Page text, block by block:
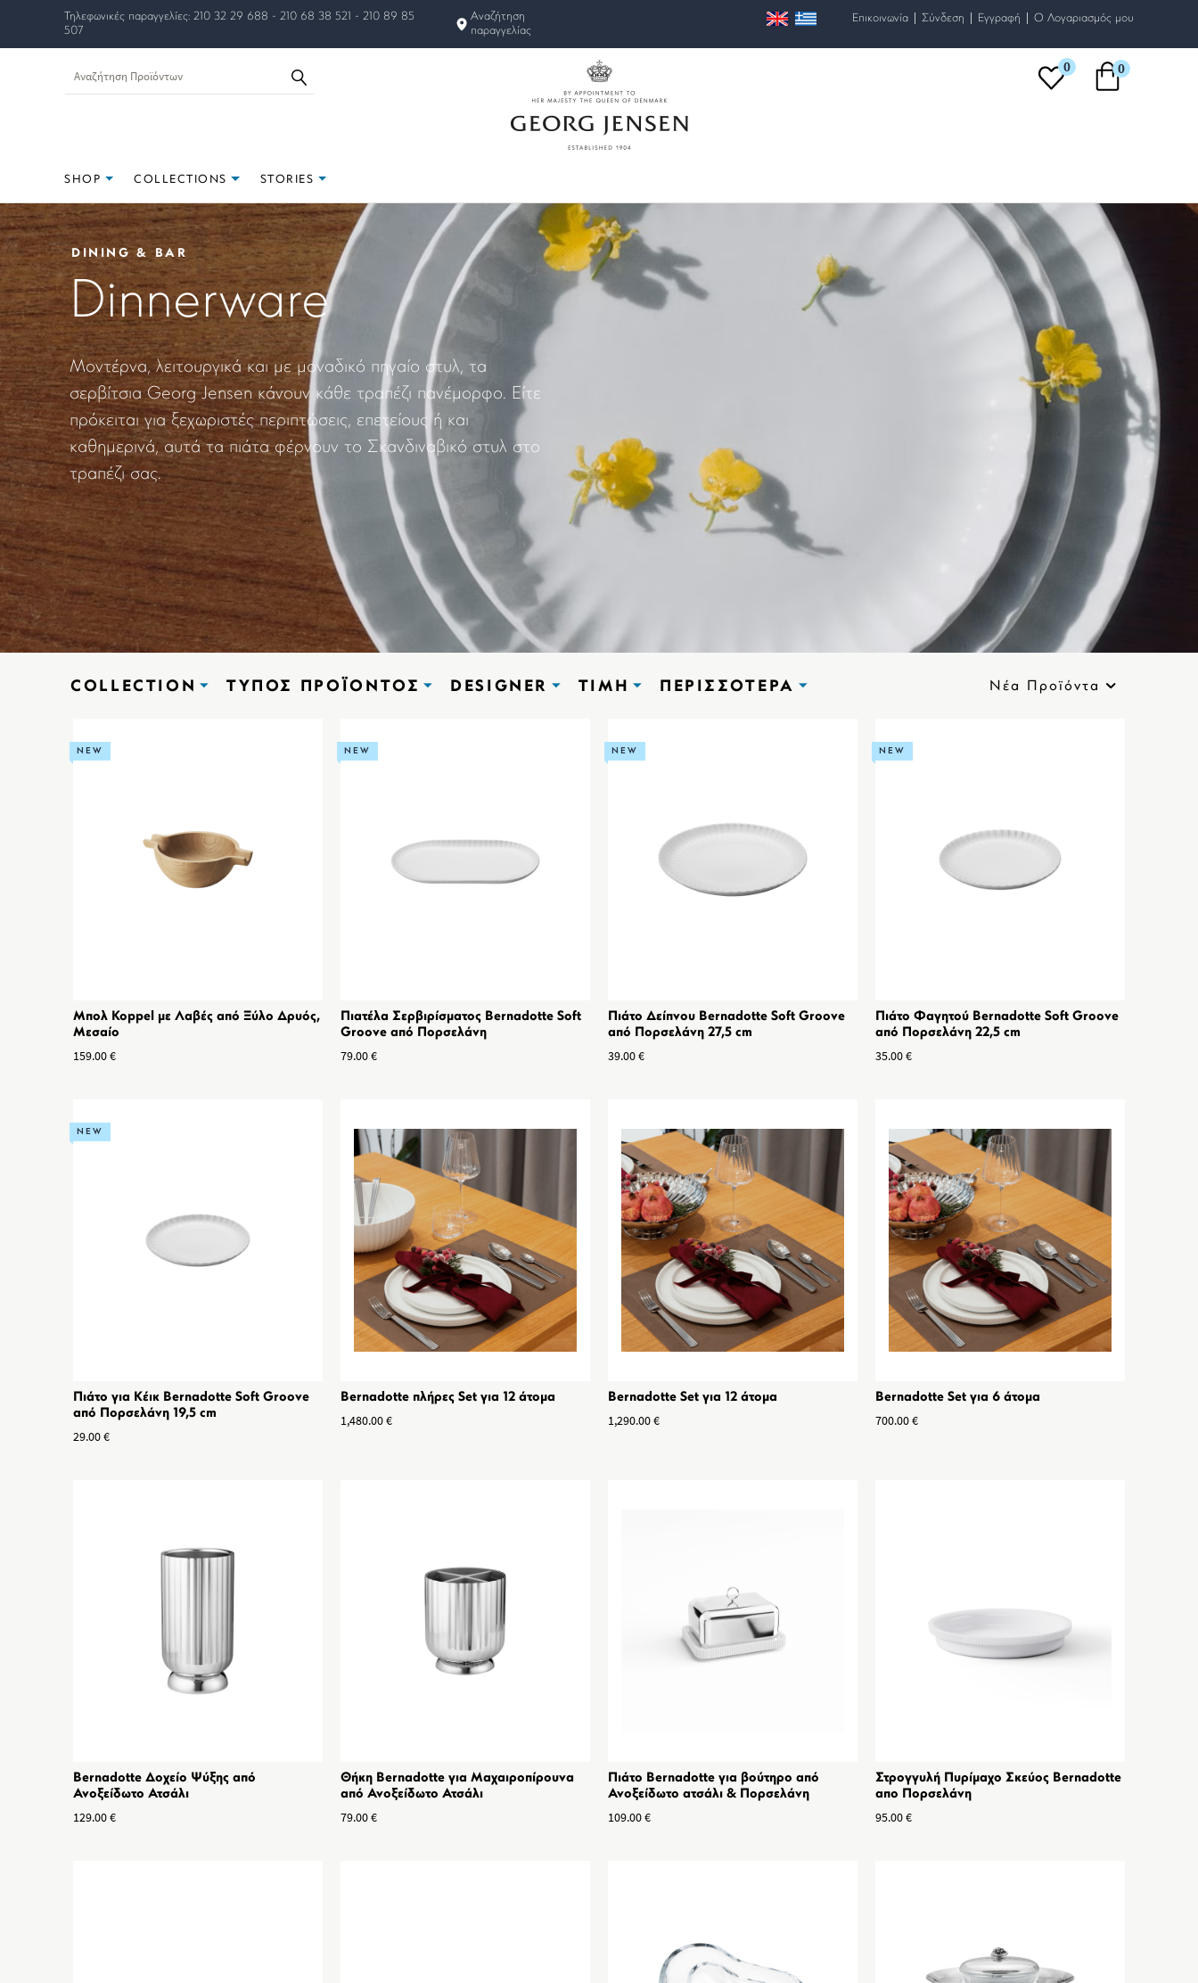
Τηλεφωνικές παραγγελίες: 210 32 29 688 - 210 68 38 521 - 210 89 85
507
Αναζήτηση
παραγγελίας
Επικοινωνία | Σύνδεση | Εγγραφή | O Λογαριασμός μου
0 0
SHOP COLLECTIONS STORIES
DINING & BAR
Dinnerware
Μοντέρνα, λειτουργικά και με μοναδικό πηγαίο στυλ, τα
σερβίτσια Georg Jensen κάνουν κάθε τραπέζι πανέμορφο. Είτε
πρόκειται για ξεχωριστές περιπτώσεις, επετείους ή και
καθημερινά, αυτά τα πιάτα φέρνουν το Σκανδιναβικό στυλ στο
τραπέζι σας.
COLLECTION ΤΎΠΟΣ ΠΡΟΪΌΝΤΟΣ DESIGNER ΤΙΜΉ ΠΕΡΙΣΣΌΤΕΡΑ Νέα Προϊόντα
NEW
Μπολ Koppel με Λαβές από Ξύλο Δρυός,
Μεσαίο
159.00€
NEW
Πιατέλα Σερβιρίσματος Bernadotte Soft
Groove από Πορσελάνη
79.00€
NEW
Πιάτο Δείπνου Bernadotte Soft Groove
από Πορσελάνη 27,5 cm
39.00€
NEW
Πιάτο Φαγητού Bernadotte Soft Groove
από Πορσελάνη 22,5 cm
35.00€
NEW
Πιάτο για Κέικ Bernadotte Soft Groove
από Πορσελάνη 19,5 cm
29.00€
Bernadotte πλήρες Set για 12 άτομα
1,480.00€
Bernadotte Set για 12 άτομα
1,290.00€
Bernadotte Set για 6 άτομα
700.00€
Bernadotte Δοχείο Ψύξης από
Ανοξείδωτο Ατσάλι
129.00€
Θήκη Bernadotte για Μαχαιροπίρουνα
από Ανοξείδωτο Ατσάλι
79.00€
Πιάτο Bernadotte για βούτηρο από
Ανοξείδωτο ατσάλι & Πορσελάνη
109.00€
Στρογγυλή Πυρίμαχο Σκεύος Bernadotte
απο Πορσελάνη
95.00€